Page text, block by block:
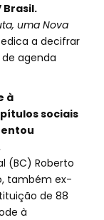
uma Nova
a decifrar
agenda
à
sociais
(BC) Roberto
também ex-
de 88
à